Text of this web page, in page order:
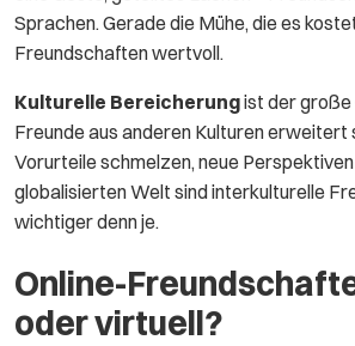
Sprachen. Gerade die Mühe, die es
Freundschaften wertvoll.
Kulturelle Bereicherungist der große
Freunde aus anderen Kulturen erweitert
Vorurteile schmelzen, neue
globalisierten Welt sind interkulturelle
wichtiger denn je.
Online-
oder virtuell?